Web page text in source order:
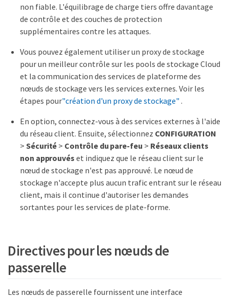
non fiable. L'équilibrage de charge tiers offre davantage
de contrôle et des couches de protection
supplémentaires contre les attaques.
Vous pouvez également utiliser un proxy de stockage
pour un meilleur contrôle sur les pools de stockage Cloud
et la communication des services de plateforme des
nœuds de stockage vers les services externes. Voir les
étapes pour"création d'un proxy de stockage" .
En option, connectez-vous à des services externes à l'aide
du réseau client. Ensuite, sélectionnez CONFIGURATION
> Sécurité > Contrôle du pare-feu > Réseaux clients
non approuvés et indiquez que le réseau client sur le
nœud de stockage n'est pas approuvé. Le nœud de
stockage n'accepte plus aucun trafic entrant sur le réseau
client, mais il continue d'autoriser les demandes
sortantes pour les services de plate-forme.
Directives pour les nœuds de
passerelle
Les nœuds de passerelle fournissent une interface